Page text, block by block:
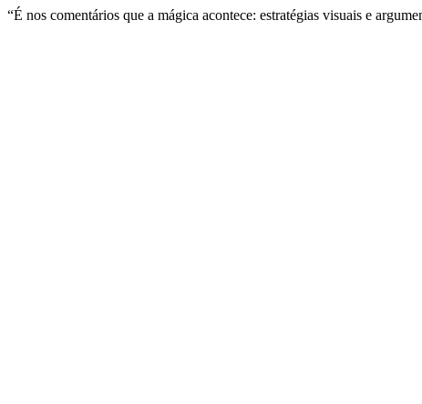
“É nos comentários que a mágica acontece: estratégias visuais e